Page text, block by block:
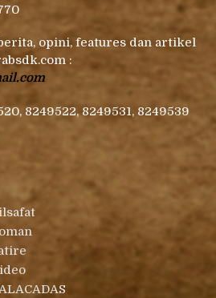
opini, features dan artikel
:
8249522, 8249531, 8249539